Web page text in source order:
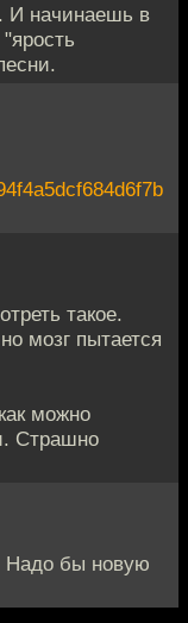
И начинаешь в
такое.
мозг пытается
можно
Страшно
Надо бы новую